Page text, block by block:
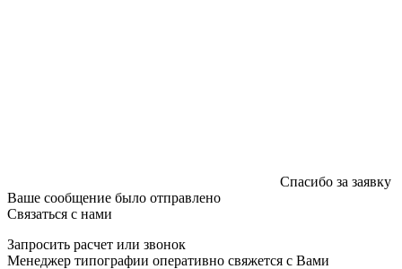
Спасибо за заявку
Ваше сообщение было отправлено
Связаться с нами
Запросить расчет или звонок
Менеджер типографии оперативно свяжется с Вами